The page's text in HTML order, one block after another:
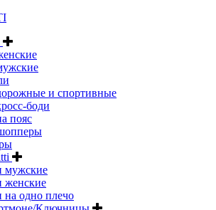
и спортивные
боди
пояс
мужские
женские
на одно плечо